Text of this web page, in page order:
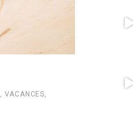
VACANCES